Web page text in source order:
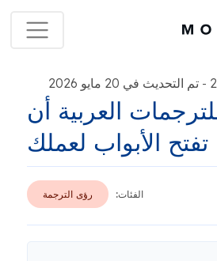
- تم التحديث في 20 مايو 2026
العربية أن
تفتح الأبواب لعملك
الفئات: رؤى الترجمة